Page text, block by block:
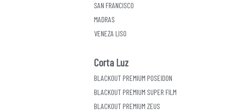
SAN FRANCISCO
MADRAS
VENEZA LISO
Corta Luz
BLACKOUT PREMIUM POSEIDON
BLACKOUT PREMIUM SUPER FILM
BLACKOUT PREMIUM ZEUS